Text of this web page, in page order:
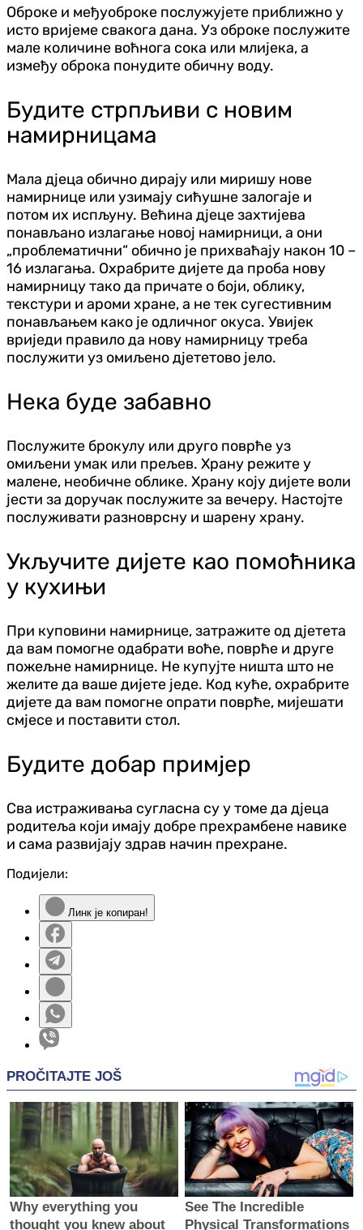
Оброке и међуоброке послужујете приближно у
исто вријеме свакога дана. Уз оброке послужите
мале количине воћнога сока или млијека, а
између оброка понудите обичну воду.
Будите стрпљиви с новим
намирницама
Мала д‌јеца обично дирају или миришу нове
намирнице или узимају сићушне залогаје и
потом их испљуну. Већина д‌јеце захтијева
понављано излагање новој намирници, а они
„проблематични“ обично је прихваћају након 10 –
16 излагања. Охрабрите дијете да проба нову
намирницу тако да причате о боји, облику,
текстури и ароми хране, а не тек сугестивним
понављањем како је одличног окуса. Увијек
вриједи правило да нову намирницу треба
послужити уз омиљено д‌јететово јело.
Нека буде забавно
Послужите брокулу или друго поврће уз
омиљени умак или прељев. Храну режите у
малене, необичне облике. Храну коју дијете воли
јести за доручак послужите за вечеру. Настојте
послуживати разноврсну и шарену храну.
Укључите дијете као помоћника
у кухињи
При куповини намирнице, затражите од д‌јетета
да вам помогне одабрати воће, поврће и друге
пожељне намирнице. Не купујте ништа што не
желите да ваше дијете једе. Код куће, охрабрите
дијете да вам помогне опрати поврће, мијешати
смјесе и поставити стол.
Будите добар примјер
Сва истраживања сугласна су у томе да д‌јеца
родитеља који имају добре прехрамбене навике
и сама развијају здрав начин прехране.
Подијели:
Линк је копиран!